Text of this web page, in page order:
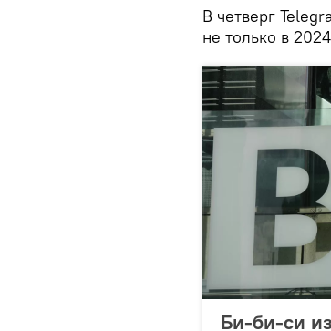
В четверг
не только в
Би-би-си